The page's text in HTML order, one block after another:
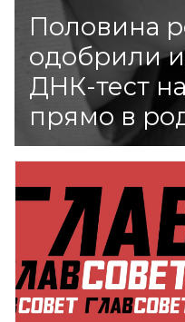
Половина
одобрили
ДНК-тест
прямо в